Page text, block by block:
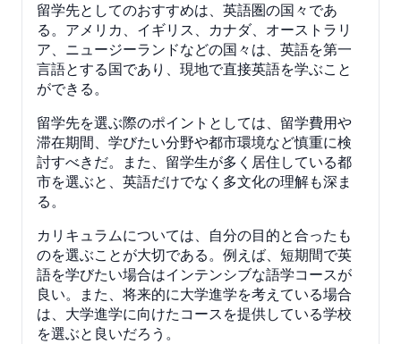
留学先としてのおすすめは、英語圏の国々であ
る。アメリカ、イギリス、カナダ、オーストラリ
ア、ニュージーランドなどの国々は、英語を第一
言語とする国であり、現地で直接英語を学ぶこと
ができる。
留学先を選ぶ際のポイントとしては、留学費用や
滞在期間、学びたい分野や都市環境など慎重に検
討すべきだ。また、留学生が多く居住している都
市を選ぶと、英語だけでなく多文化の理解も深ま
る。
カリキュラムについては、自分の目的と合ったも
のを選ぶことが大切である。例えば、短期間で英
語を学びたい場合はインテンシブな語学コースが
良い。また、将来的に大学進学を考えている場合
は、大学進学に向けたコースを提供している学校
を選ぶと良いだろう。